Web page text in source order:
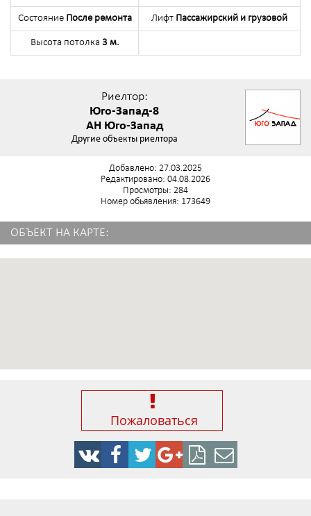
Состояние После ремонта Лифт Пассажирский и грузовой
Высота потолка 3 м.
Риелтор:
Юго-Запад-8
АН Юго-Запад
Другие объекты риелтора
Добавлено: 27.03.2025
Редактировано: 04.08.2026
Просмотры: 284
Номер обьявления: 173649
ОБЪЕКТ НА КАРТЕ:
Пожаловаться